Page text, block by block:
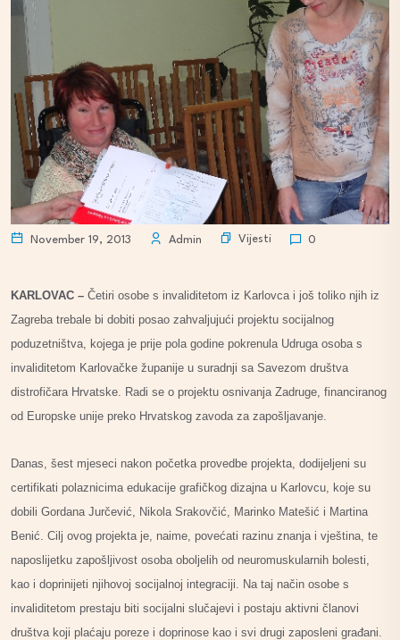
November 19, 2013 Admin Vijesti 0
KARLOVAC – Četiri osobe s invaliditetom iz Karlovca i još toliko njih iz
Zagreba trebale bi dobiti posao zahvaljujući projektu socijalnog
poduzetništva, kojega je prije pola godine pokrenula Udruga osoba s
invaliditetom Karlovačke županije u suradnji sa Savezom društva
distrofičara Hrvatske. Radi se o projektu osnivanja Zadruge, financiranog
od Europske unije preko Hrvatskog zavoda za zapošljavanje.
Danas, šest mjeseci nakon početka provedbe projekta, dodijeljeni su
certifikati polaznicima edukacije grafičkog dizajna u Karlovcu, koje su
dobili Gordana Jurčević, Nikola Srakovčić, Marinko Matešić i Martina
Benić. Cilj ovog projekta je, naime, povećati razinu znanja i vještina, te
naposlijetku zapošljivost osoba oboljelih od neuromuskularnih bolesti,
kao i doprinijeti njihovoj socijalnoj integraciji. Na taj način osobe s
invaliditetom prestaju biti socijalni slučajevi i postaju aktivni članovi
društva koji plaćaju poreze i doprinose kao i svi drugi zaposleni građani.